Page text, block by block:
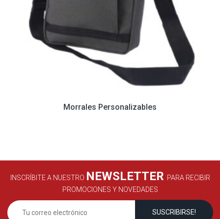
Morrales Personalizables
INSCRÍBITE A NUESTRO NEWSLETTER PARA RECIBIR
PROMOCIONES Y NOVEDADES